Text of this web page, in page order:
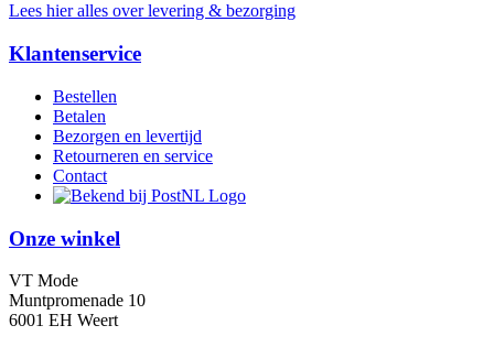
Lees hier alles over levering & bezorging
Klantenservice
Bestellen
Betalen
Bezorgen en levertijd
Retourneren en service
Contact
Onze winkel
VT Mode
Muntpromenade 10
6001 EH Weert